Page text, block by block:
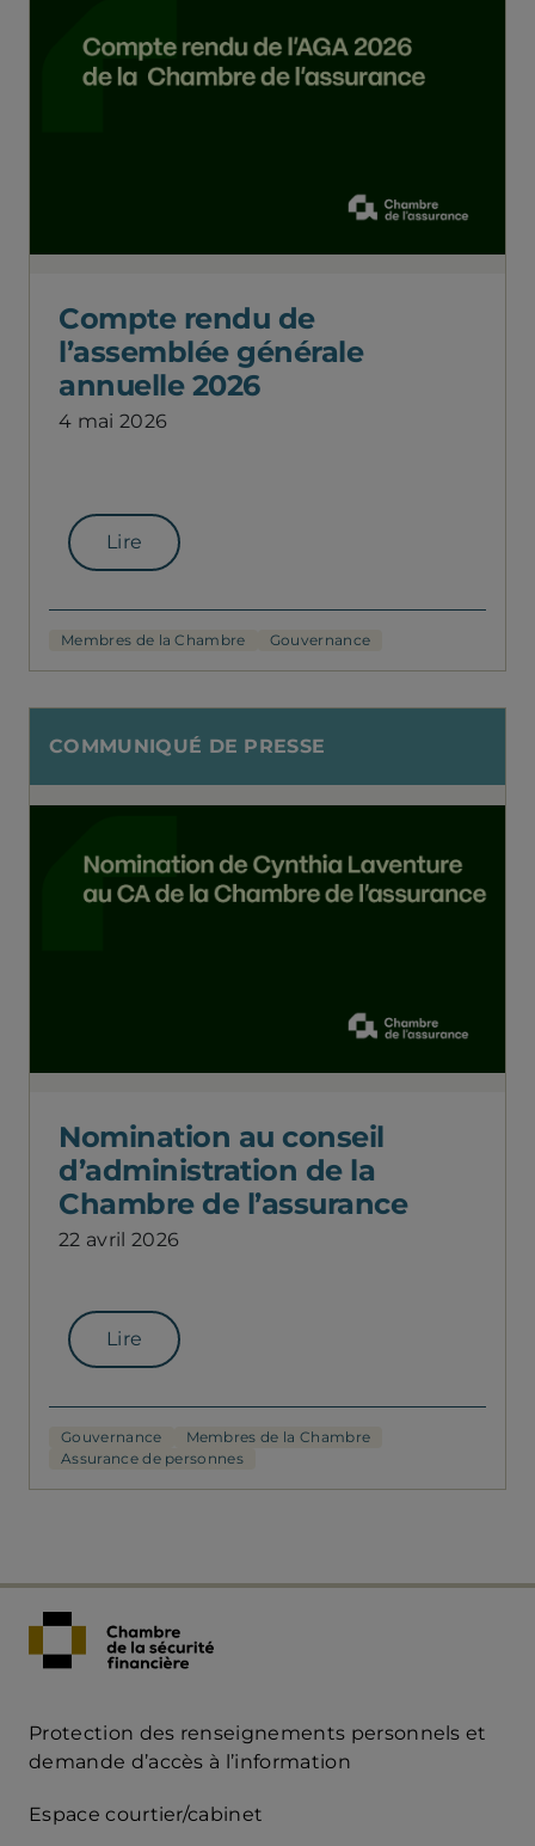
Compte rendu de
l’assemblée générale
annuelle 2026
4 mai 2026
Lire
Membres de la Chambre Gouvernance
COMMUNIQUÉ DE PRESSE
Nomination au conseil
d’administration de la
Chambre de l’assurance
22 avril 2026
Lire
Gouvernance
Membres de la Chambre
Assurance de personnes
Acces
mobile
Protection des renseignements personnels et
demande d’accès à l’information
Espace courtier/cabinet